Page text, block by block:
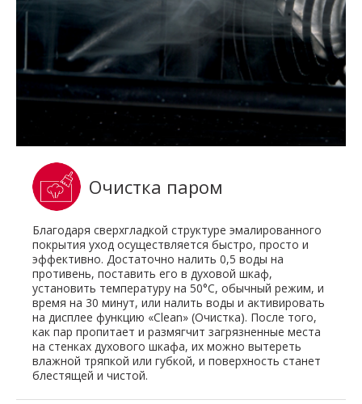
Очистка паром
Благодаря сверхгладкой структуре эмалированного
покрытия уход осуществляется быстро, просто и
эффективно. Достаточно налить 0,5 воды на
противень, поставить его в духовой шкаф,
установить температуру на 50°C, обычный режим, и
время на 30 минут, или налить воды и активировать
на дисплее функцию «Clean» (Очистка). После того,
как пар пропитает и размягчит загрязненные места
на стенках духового шкафа, их можно вытереть
влажной тряпкой или губкой, и поверхность станет
блестящей и чистой.